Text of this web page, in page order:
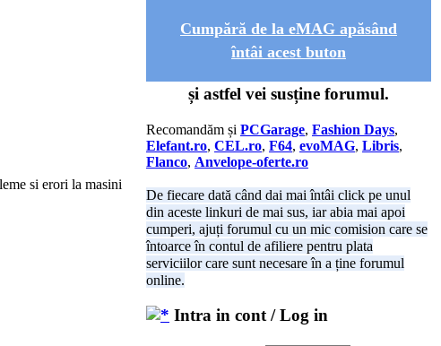
si erori la masini
Cumpără de la eMAG apăsând
întâi acest buton
și astfel vei susține forumul.
Recomandăm și PCGarage, Fashion Days,
Elefant.ro, CEL.ro, F64, evoMAG, Libris,
Flanco, Anvelope-oferte.ro
De fiecare dată când dai mai întâi click pe unul
din aceste linkuri de mai sus, iar abia mai apoi
cumperi, ajuți forumul cu un mic comision care se
întoarce în contul de afiliere pentru plata
serviciilor care sunt necesare în a ține forumul
online.
Intra in cont / Log in